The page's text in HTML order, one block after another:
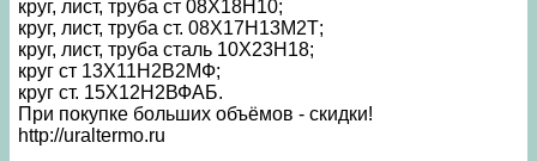
круг, лист, труба ст 08Х18Н10;
круг, лист, труба ст. 08Х17Н13М2Т;
круг, лист, труба сталь 10Х23Н18;
круг ст 13Х11Н2В2МФ;
круг ст. 15Х12Н2ВФАБ.
При покупке больших объёмов - скидки!
http://uraltermo.ru